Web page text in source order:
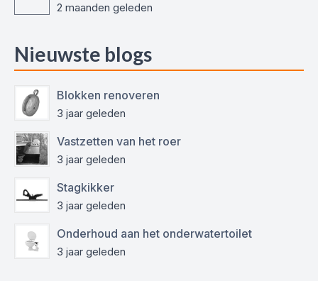
2 maanden geleden
Nieuwste blogs
Blokken renoveren
3 jaar geleden
Vastzetten van het roer
3 jaar geleden
Stagkikker
3 jaar geleden
Onderhoud aan het onderwatertoilet
3 jaar geleden